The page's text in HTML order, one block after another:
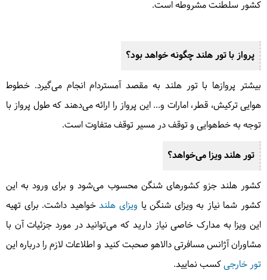
کشور سلطنت مشروطه است.
پرواز با تور هلند چگونه خواهد بود؟
بیشتر پروازها با تور هلند به مقصد آمستردام انجام می‌گیرد. خطوط
هوایی ترکیش، قطر، امارات و... این پرواز را ارائه می‌دهند که طول پرواز با
توجه به خط‌هوایی و توقف در مسیر توقف متفاوت است.
تور هلند ویزا می‌خواهد؟
کشور هلند جزو کشورهای شنگن محسوب می‌شود و برای ورود به این
کشور شما نیاز به ویزای شنگن یا ویزای هلندخواهید داشت. برای تهیه
این ویزا به مدارک خاصی نیاز دارید که می‌توانید در مورد جزئیات آن با
مشاوران آژانس مسافرتی دالاهو صحبت کنید و اطلاعات لازم را درباره این
تور خارجیکسب نمایید.